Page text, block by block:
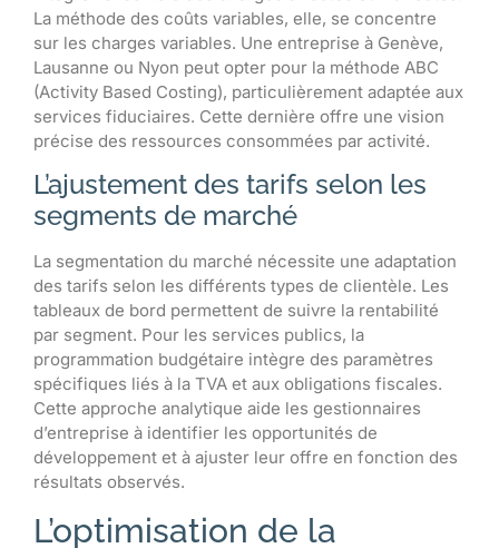
La méthode des coûts variables, elle, se concentre
sur les charges variables. Une entreprise à Genève,
Lausanne ou Nyon peut opter pour la méthode ABC
(Activity Based Costing), particulièrement adaptée aux
services fiduciaires. Cette dernière offre une vision
précise des ressources consommées par activité.
L’ajustement des tarifs selon les
segments de marché
La segmentation du marché nécessite une adaptation
des tarifs selon les différents types de clientèle. Les
tableaux de bord permettent de suivre la rentabilité
par segment. Pour les services publics, la
programmation budgétaire intègre des paramètres
spécifiques liés à la TVA et aux obligations fiscales.
Cette approche analytique aide les gestionnaires
d’entreprise à identifier les opportunités de
développement et à ajuster leur offre en fonction des
résultats observés.
L’optimisation de la